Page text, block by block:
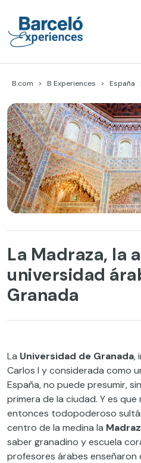
content
B.com B Experiences España
La Madraza, la
universidad
Granada
La Universidad de Granada,
Carlos I y considerada como
España, no puede presumir,
primera de la ciudad. Y es que
entonces todopoderoso
centro de la medina la
saber granadino y escuela
profesores árabes enseñaron